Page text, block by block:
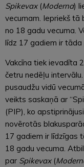
Spikevax(Moderna)
vecumam. Iepriekš tā
no 18 gadu vecuma.
līdz 17 gadiem ir tāda
Vakcīna tiek ievadīta
četru nedēļu
pusaudžu vidū
veikts saskaņā ar
(PIP), ko
novērotās
17 gadiem ir līdzīgas
18 gadu vecuma.
par Spikevax (